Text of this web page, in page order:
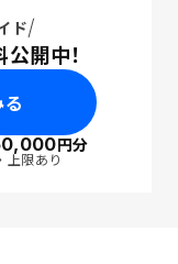
ド
開中！
円分
限あり